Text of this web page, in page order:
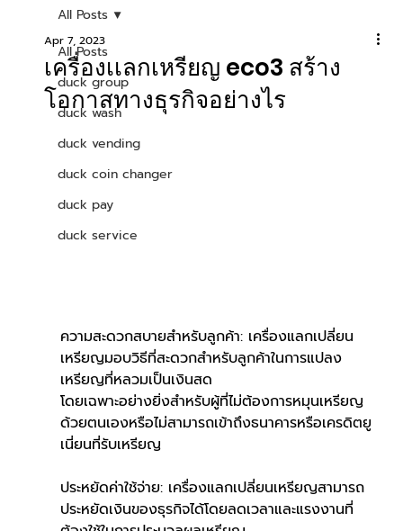
All Posts
duck group
duck wash
duck vending
duck coin changer
duck pay
duck service
All Posts
เครื่องเเลกเหรียญ eco3 สร้าง
โอกาสทางธุรกิจอย่างไร
Apr 7, 2023
ความสะดวกสบายสำหรับลูกค้า: เครื่องแลกเปลี่ยน
เหรียญมอบวิธีที่สะดวกสำหรับลูกค้าในการแปลง
เหรียญที่หลวมเป็นเงินสด
โดยเฉพาะอย่างยิ่งสำหรับผู้ที่ไม่ต้องการหมุนเหรียญ
ด้วยตนเองหรือไม่สามารถเข้าถึงธนาคารหรือเครดิตยู
เนี่ยนที่รับเหรียญ
ประหยัดค่าใช้จ่าย: เครื่องแลกเปลี่ยนเหรียญสามารถ
ประหยัดเงินของธุรกิจได้โดยลดเวลาและแรงงานที่